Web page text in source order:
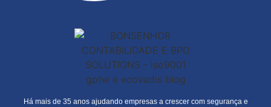
Há mais de 35 anos ajudando empresas a crescer com segurança e